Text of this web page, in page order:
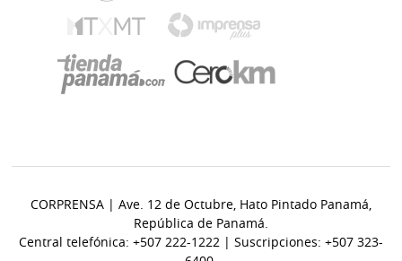
CORPRENSA | Ave. 12 de Octubre, Hato Pintado Panamá,
República de Panamá.
Central telefónica: +507 222-1222 | Suscripciones: +507 323-